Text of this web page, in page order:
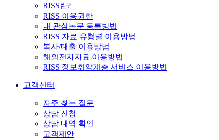
RISS란?
RISS 이용권한
내 관심논문 등록방법
RISS 자료 유형별 이용방법
복사/대출 이용방법
해외전자자료 이용방법
RISS 정보취약계층 서비스 이용방법
고객센터
자주 찾는 질문
상담 신청
상담 내역 확인
고객제안